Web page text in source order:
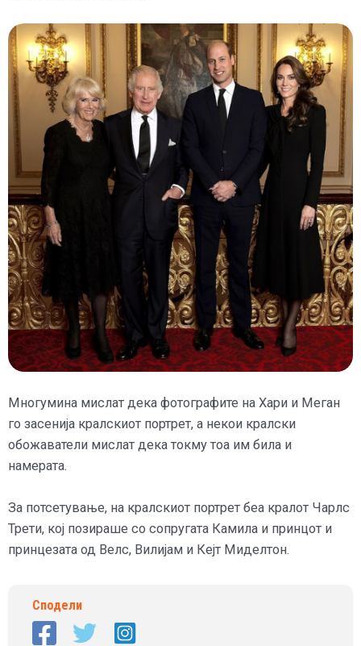
Многумина мислат дека фотографите на Хари и Меган
го засенија кралскиот портрет, а некои кралски
обожаватели мислат дека токму тоа им била и
намерата.
За потсетување, на кралскиот портрет беа кралот Чарлс
Трети, кој позираше со сопругата Камила и принцот и
принцезата од Велс, Вилијам и Кејт Миделтон.
Сподели